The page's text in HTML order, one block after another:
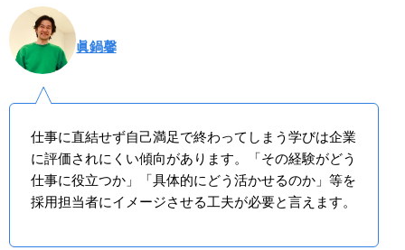
眞鍋馨
仕事に直結せず自己満足で終わってしまう学びは企業
に評価されにくい傾向があります。「その経験がどう
仕事に役立つか」「具体的にどう活かせるのか」等を
採用担当者にイメージさせる工夫が必要と言えます。